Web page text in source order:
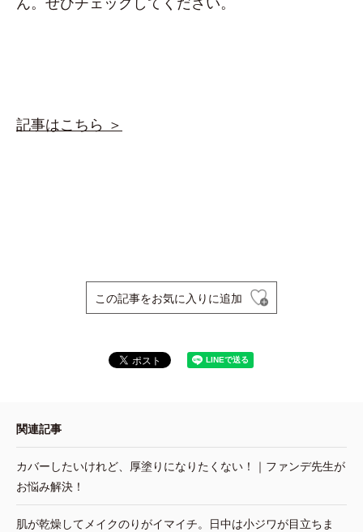
記事はこちら ＞
この記事をお気に入りに追加
関連記事
カバーしたいけれど、厚塗りになりたくない！｜ファンデ先生が
お悩み解決！
肌が乾燥してメイクのりがイマイチ。日中は小ジワが目立ちま